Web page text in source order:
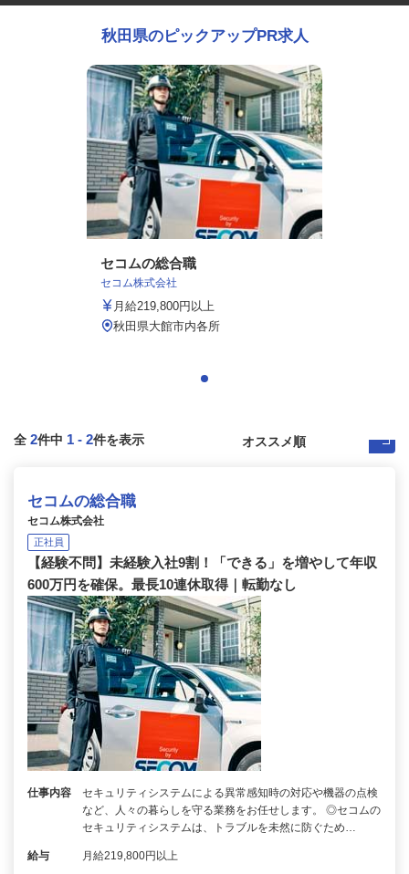
秋田県のピックアップPR求人
セコムの総合職
セコム株式会社
月給219,800円以上
秋田県大館市内各所
全 2件中 1 - 2件を表示
セコムの総合職
セコム株式会社
正社員
【経験不問】未経験入社9割！「できる」を増やして年収
600万円を確保。最長10連休取得｜転勤なし
仕事内容
セキュリティシステムによる異常感知時の対応や機器の点検
など、人々の暮らしを守る業務をお任せします。 ◎セコムの
セキュリティシステムは、トラブルを未然に防ぐため…
給与 月給219,800円以上